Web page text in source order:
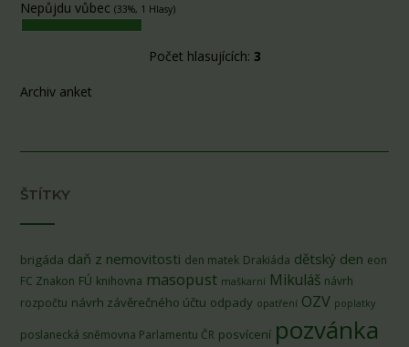
Nepůjdu vůbec (33%, 1 Hlasy)
Počet hlasujících: 3
Archiv anket
ŠTÍTKY
brigáda daň z nemovitosti den matek Drakiáda dětský den eon
FC Znakon FÚ knihovna masopust maškarní Mikuláš návrh
rozpočtu návrh závěrečného účtu odpady opatření OZV poplatky
poslanecká sněmovna Parlamentu ČR posvícení pozvánka